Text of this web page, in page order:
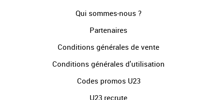
Qui sommes-nous ?
Partenaires
Conditions générales de vente
Conditions générales d'utilisation
Codes promos U23
U23 recrute